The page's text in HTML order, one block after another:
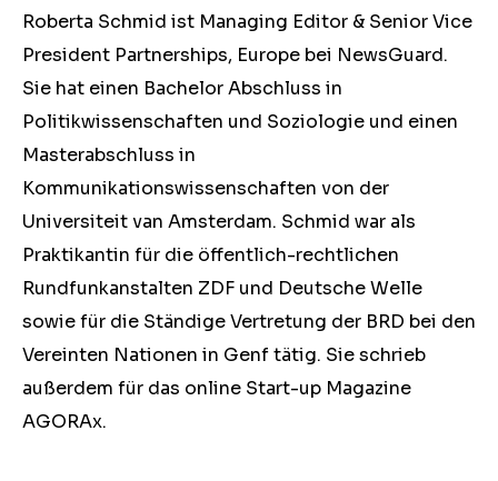
Roberta Schmid ist Managing Editor & Senior Vice
President Partnerships, Europe bei NewsGuard.
Sie hat einen Bachelor Abschluss in
Politikwissenschaften und Soziologie und einen
Masterabschluss in
Kommunikationswissenschaften von der
Universiteit van Amsterdam. Schmid war als
Praktikantin für die öffentlich-rechtlichen
Rundfunkanstalten ZDF und Deutsche Welle
sowie für die Ständige Vertretung der BRD bei den
Vereinten Nationen in Genf tätig. Sie schrieb
außerdem für das online Start-up Magazine
AGORAx.